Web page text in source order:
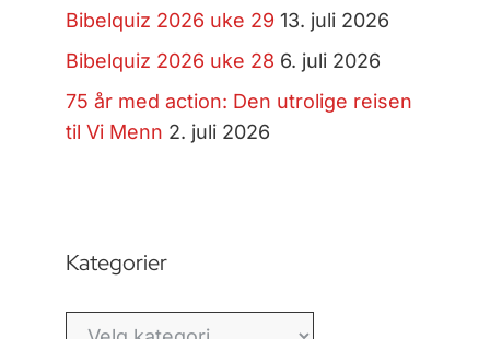
Bibelquiz 2026 uke 29 13. juli 2026
Bibelquiz 2026 uke 28 6. juli 2026
75 år med action: Den utrolige reisen
til Vi Menn 2. juli 2026
Kategorier
Kategorier